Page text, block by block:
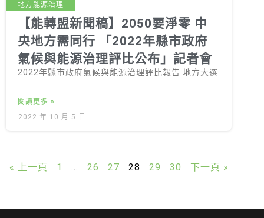
地方能源治理
【能轉盟新聞稿】2050要淨零 中
央地方需同行 「2022年縣市政府
氣候與能源治理評比公布」記者會
2022年縣市政府氣候與能源治理評比報告 地方大選
閱讀更多 »
2022 年 10 月 5 日
« 上一頁 1 ... 26 27 28 29 30 下一頁 »